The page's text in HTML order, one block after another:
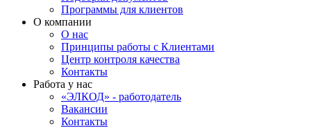
Программы для клиентов
О компании
О нас
Принципы работы с Клиентами
Центр контроля качества
Контакты
Работа у нас
«ЭЛКОД» - работодатель
Вакансии
Контакты